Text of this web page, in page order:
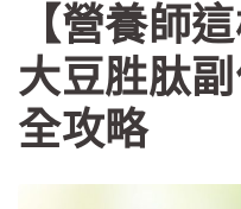
【營養師
大豆胜肽
全攻略